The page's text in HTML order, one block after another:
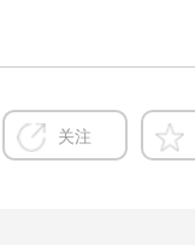
关注